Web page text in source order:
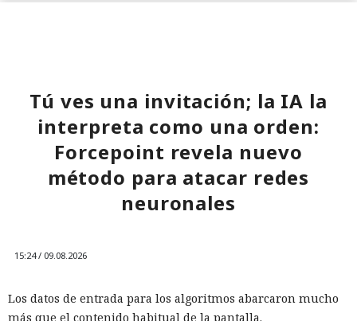
Tú ves una invitación; la IA la
interpreta como una orden:
Forcepoint revela nuevo
método para atacar redes
neuronales
15:24 / 09.08.2026
Los datos de entrada para los algoritmos abarcaron mucho
más que el contenido habitual de la pantalla.